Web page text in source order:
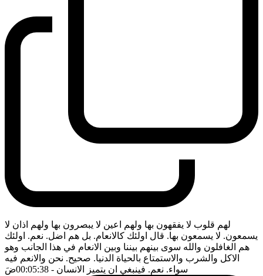
لهم قلوب لا يفقهون بها ولهم اعين لا يبصرون بها ولهم اذان لا
يسمعون. لا يسمعون بها. قال اولئك كالانعام. بل هم اضل. نعم. اولئك
هم الغافلون والله سوى بينهم بيننا وبين الانعام في هذا الجانب وهو
الاكل والشرب والاستمتاع بالحياة الدنيا. صحيح. نحن والانعم فيه
سواء. نعم. فينبغي ان يتميز الانسان - 00:05:38 ضَ